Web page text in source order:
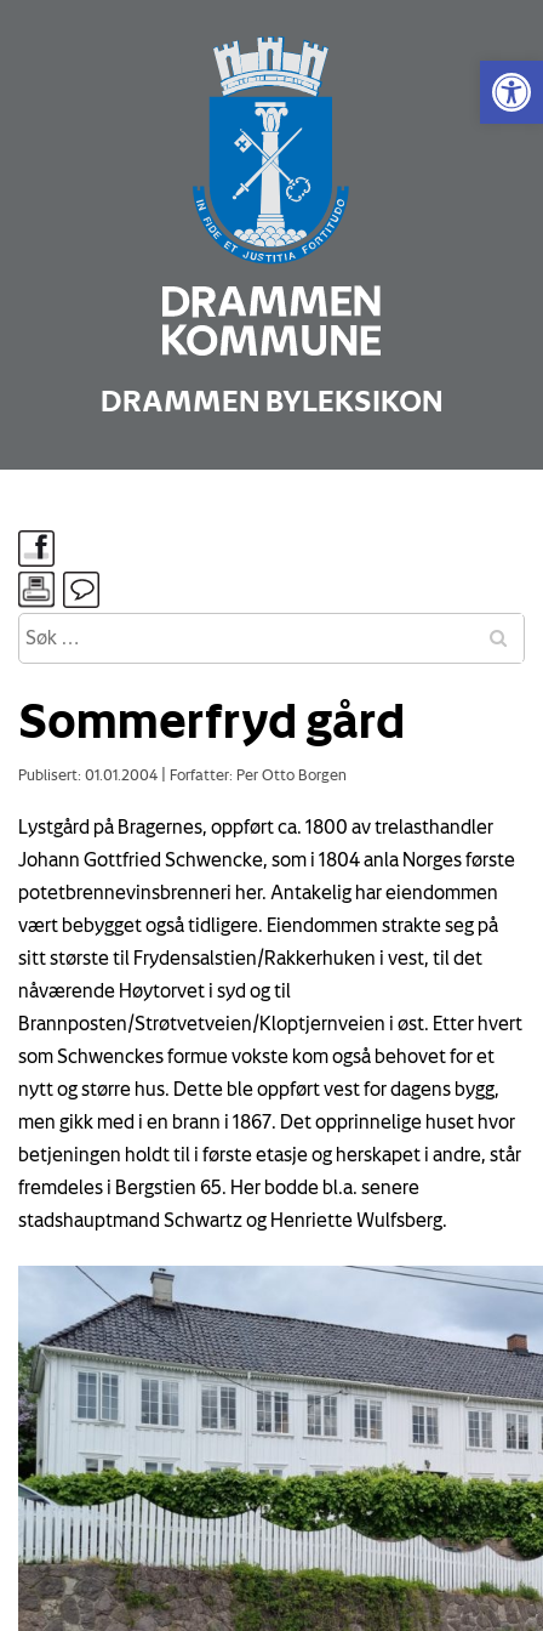
Vis
DRAMMEN BYLEKSIKON
Sommerfryd gård
Publisert: 01.01.2004 Forfatter: Per Otto Borgen
Lystgård på Bragernes, oppført ca. 1800 av trelasthandler
Johann Gottfried Schwencke, som i 1804 anla Norges første
potetbrennevinsbrenneri her. Antakelig har eiendommen
vært bebygget også tidligere. Eiendommen strakte seg på
sitt største til Frydensalstien/Rakkerhuken i vest, til det
nåværende Høytorvet i syd og til
Brannposten/Strøtvetveien/Kloptjernveien i øst. Etter hvert
som Schwenckes formue vokste kom også behovet for et
nytt og større hus. Dette ble oppført vest for dagens bygg,
men gikk med i en brann i 1867. Det opprinnelige huset hvor
betjeningen holdt til i første etasje og herskapet i andre, står
fremdeles i Bergstien 65. Her bodde bl.a. senere
stadshauptmand Schwartz og Henriette Wulfsberg.